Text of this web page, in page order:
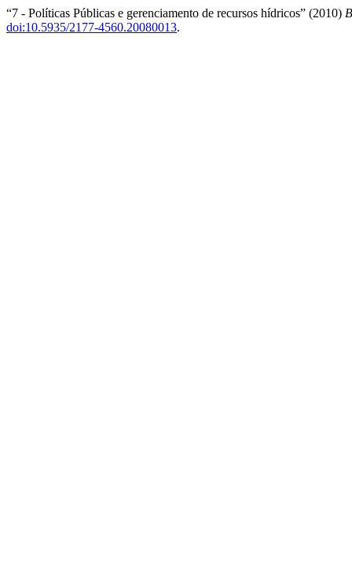
“7 - Políticas Públicas e gerenciamento de recursos hídricos” (2010)
doi:10.5935/2177-4560.20080013.